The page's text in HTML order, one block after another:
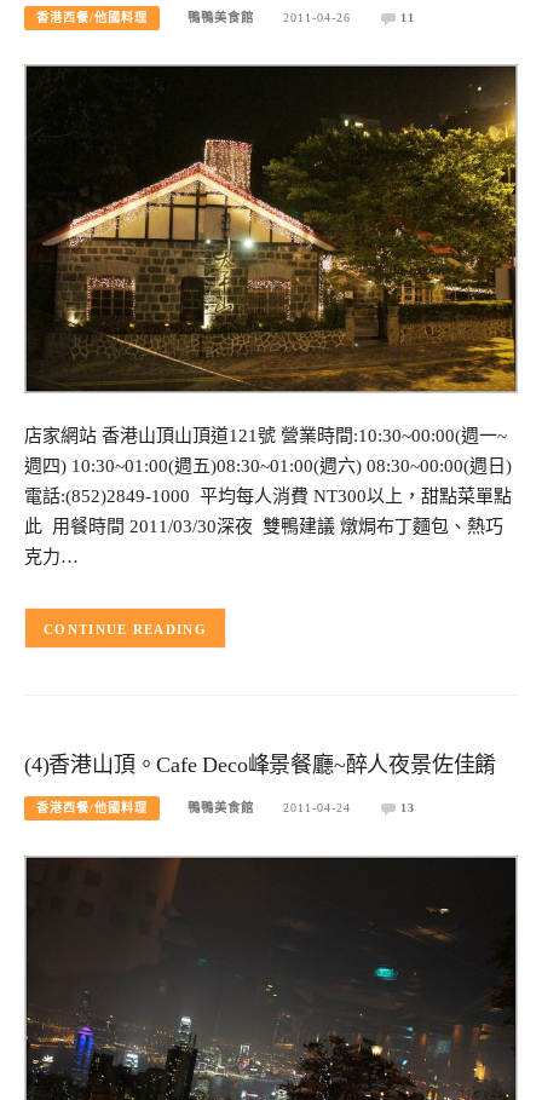
香港西餐/他國料理 鴨鴨美食館 2011-04-26 11
店家網站 香港山頂山頂道121號 營業時間:10:30~00:00(週一~
週四) 10:30~01:00(週五)08:30~01:00(週六) 08:30~00:00(週日)
電話:(852)2849-1000 平均每人消費 NT300以上，甜點菜單點
此 用餐時間 2011/03/30深夜 雙鴨建議 燉焗布丁麵包、熱巧
克力…
CONTINUE READING
(4)香港山頂。Cafe Deco峰景餐廳~醉人夜景佐佳餚
香港西餐/他國料理 鴨鴨美食館 2011-04-24 13